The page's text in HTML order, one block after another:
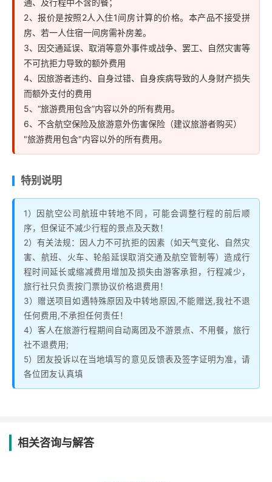
通、及行程中不含的餐；
2、报价是按照2人入住1间房计算的价格。本产品不接受拼
房、若一人住宿一间房需补房差。
3、因交通延误、取消等意外事件或战争、罢工、自然灾害等
不可抗拒力导致的额外费用
4、因旅游者违约、自身过错、自身疾病导致的人身财产损失
而额外支付的费用
5、“旅游费用包含”内容以外的所有费用。
6、不含航空保险及旅游意外伤害保险（建议旅游者购买）
"旅游费用包含"内容以外的所有费用。
特别说明
1）因航空公司航班中转地不同，可能会调整行程的前后顺
序，但保证不减少行程的景点及天数！
2）有关法规：因人力不可抗拒的因素（如天气变化、自然灾
害、航班、火车、轮船延误取消交通及航空管制等）造成行
程时间延长或缩减费用增加及损失由游客承担，行程减少，
旅行社只负责按门票协议价格退费用！
3）赠送项目如遇特殊原因及中转地原因,不能赠送,我社不退
任何费用,不承担任何责任！
4）客人在旅游行程期间自动离团及不游景点、不用餐，旅行
社不退费用;
5）团友投诉以在当地填写的意见反馈表及签字证明为准，请
各位团友认真填
相关咨询与解答